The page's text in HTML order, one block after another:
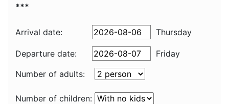
***
Arrival date: Thursday
Departure date:
Friday
Number of adults:
Number of children: